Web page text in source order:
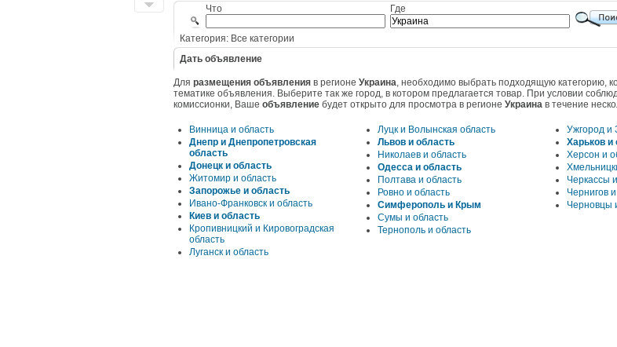
Что Где
Категория: Все категории
Дать объявление
Для размещения объявления в регионе Украина, необходимо выбрать подходящую категорию,
тематике объявления. Выберите так же город, в котором предлагается товар. При условии
комиссионки, Ваше объявление будет открыто для просмотра в регионе Украина в течение
Винница и область
Днепр и Днепропетровская
область
Донецк и область
Житомир и область
Запорожье и область
Ивано-Франковск и область
Киев и область
Кропивницкий и Кировоградская
область
Луганск и область
Луцк и Волынская область
Львов и область
Николаев и область
Одесса и область
Полтава и область
Ровно и область
Симферополь и Крым
Сумы и область
Тернополь и область
Ужгород и
Харьков и
Херсон и
Черкассы
Чернигов
Черновцы